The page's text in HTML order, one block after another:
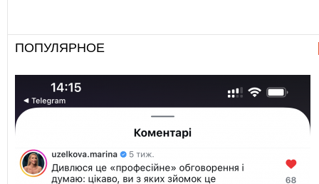
ПОПУЛЯРНОЕ